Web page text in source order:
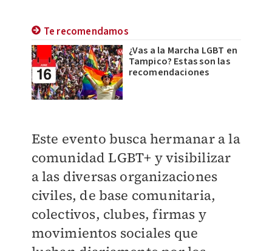
Te recomendamos
¿Vas a la Marcha LGBT en
Tampico? Estas son las
recomendaciones
Este evento busca hermanar a la
comunidad LGBT+ y visibilizar
a las diversas organizaciones
civiles, de base comunitaria,
colectivos, clubes, firmas y
movimientos sociales que